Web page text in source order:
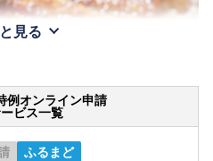
見る
例オンライン申請
ビス一覧
ふるまど